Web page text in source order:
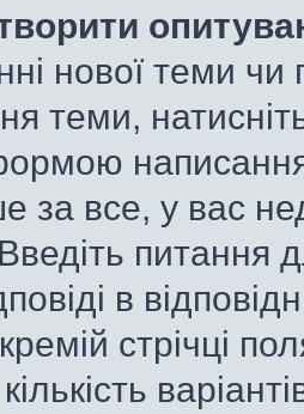
нової теми чи
теми,
за все, у вас
питання
в
стрічці